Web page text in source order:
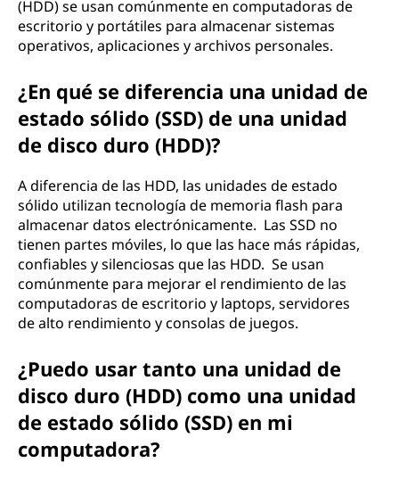
(HDD) se usan comúnmente en computadoras de
escritorio y portátiles para almacenar sistemas
operativos, aplicaciones y archivos personales.
¿En qué se diferencia una unidad de
estado sólido (SSD) de una unidad
de disco duro (HDD)?
A diferencia de las HDD, las unidades de estado
sólido utilizan tecnología de memoria flash para
almacenar datos electrónicamente. Las SSD no
tienen partes móviles, lo que las hace más rápidas,
confiables y silenciosas que las HDD. Se usan
comúnmente para mejorar el rendimiento de las
computadoras de escritorio y laptops, servidores
de alto rendimiento y consolas de juegos.
¿Puedo usar tanto una unidad de
disco duro (HDD) como una unidad
de estado sólido (SSD) en mi
computadora?